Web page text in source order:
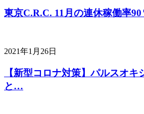
東京C.R.C. 11月の連休稼働率
2021年1月26日
【新型コロナ対策】パルスオキ
と…